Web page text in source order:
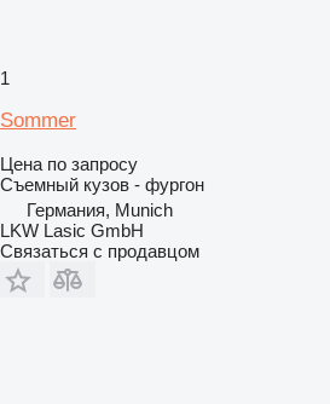
1
Sommer
Цена по запросу
Съемный кузов - фургон
Германия, Munich
LKW Lasic GmbH
Связаться с продавцом